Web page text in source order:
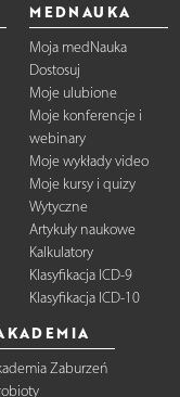
MEDNAUKA
Moja medNauka
Dostosuj
Moje ulubione
Moje konferencje i
webinary
Moje wykłady video
Moje kursy i quizy
Wytyczne
Artykuły naukowe
Kalkulatory
Klasyfikacja ICD-9
Klasyfikacja ICD-10
Zaburzeń